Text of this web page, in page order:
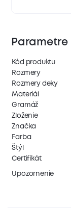
Parametre
Kód produktu
Rozmery
Rozmery deky
Materiál
Gramáž
Zloženie
Značka
Farba
Štýl
Certifikát
Upozornenie